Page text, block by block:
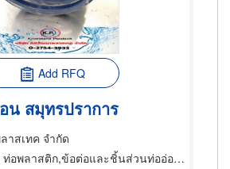
Add RFQ
น สมุทรปราการ
สเทค จำกัด
ท่อพลาสติก,ข้อต่อและชิ้นส่วนท่ออ่อน,ท่อยาง